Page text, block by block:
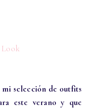
mi selección de outfits
este verano y que